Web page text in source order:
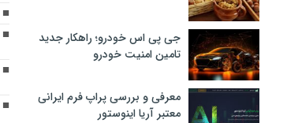
جی پی اس خودرو؛ راهکار جدید
تامین امنیت خودرو
معرفی و بررسی پراپ فرم ایرانی
معتبر آریا اینوستور